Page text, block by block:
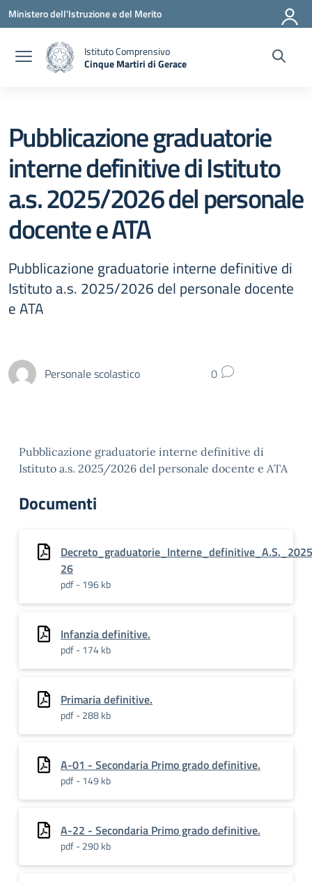
Vai ai contenuti
Vai al menu di navigazione
Vai al footer
Ministero dell'Istruzione e del Merito
Istituto Comprensivo
Cinque Martiri di Gerace
Pubblicazione graduatorie
interne definitive di Istituto
a.s. 2025/2026 del personale
docente e ATA
Pubblicazione graduatorie interne definitive di
Istituto a.s. 2025/2026 del personale docente
e ATA
Personale scolastico 0
Pubblicazione graduatorie interne definitive di
Istituto a.s. 2025/2026 del personale docente e ATA
Documenti
26
pdf - 196 kb
Infanzia definitive.
pdf - 174 kb
Primaria definitive.
pdf - 288 kb
A-01 - Secondaria Primo grado definitive.
pdf - 149 kb
A-22 - Secondaria Primo grado definitive.
pdf - 290 kb